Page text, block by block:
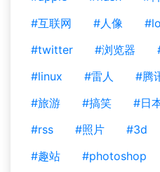
#互联网
#人像
#twitter
#浏览器
#linux
#雷人 #腾
#旅游
#搞笑 #日
#rss
#照片 #3d
#趣站
#photoshop